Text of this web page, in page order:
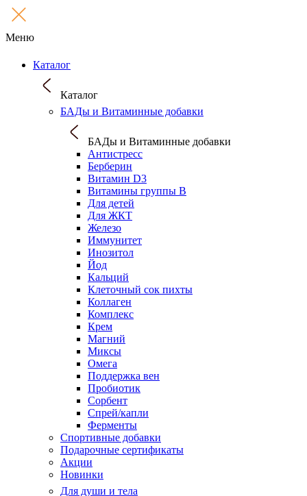
Меню
Каталог
Каталог
БАДы и Витаминные добавки
БАДы и Витаминные добавки
Антистресс
Берберин
Витамин D3
Витамины группы B
Для детей
Для ЖКТ
Железо
Иммунитет
Инозитол
Йод
Кальций
Клеточный сок пихты
Коллаген
Комплекс
Крем
Магний
Миксы
Омега
Поддержка вен
Пробиотик
Сорбент
Спрей/капли
Ферменты
Спортивные добавки
Подарочные сертификаты
Акции
Новинки
Для души и тела